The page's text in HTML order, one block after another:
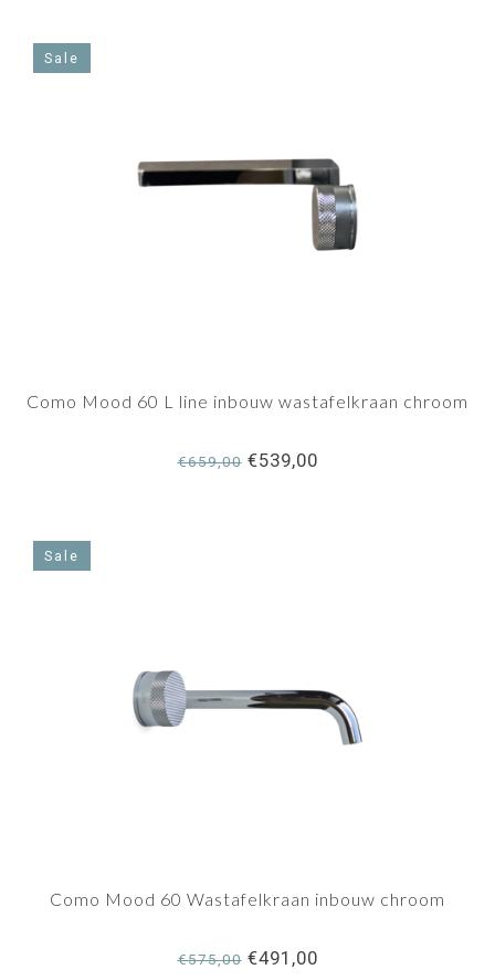
Sale
Como Mood 60 L line inbouw wastafelkraan chroom
€659,00€539,00
Sale
Como Mood 60 Wastafelkraan inbouw chroom
€575,00€491,00